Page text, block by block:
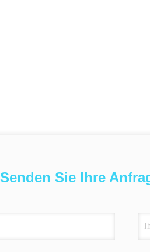
Senden Sie Ihre